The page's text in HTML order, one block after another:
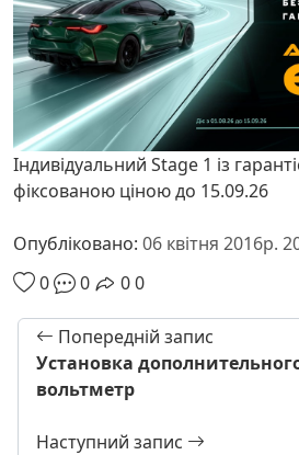
Індивідуальний Stage 1 із
фіксованою ціною до 15.09.26
Опубліковано: 06 квітня 2016р.
0
0 00
Попередній запис
Установка
вольтметр
Наступний запис